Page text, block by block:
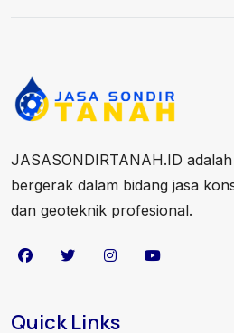
JASASONDIRTANAH.ID
bergerak dalam bidang jasa
dan geoteknik profesional.
Quick Links